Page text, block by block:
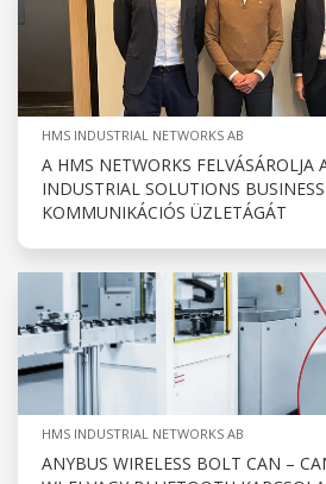
HMS INDUSTRIAL NETWORKS AB
A HMS NETWORKS FELVÁSÁROLJA
INDUSTRIAL SOLUTIONS
KOMMUNIKÁCIÓS ÜZLETÁGÁT
HMS INDUSTRIAL NETWORKS AB
ANYBUS WIRELESS BOLT CAN –